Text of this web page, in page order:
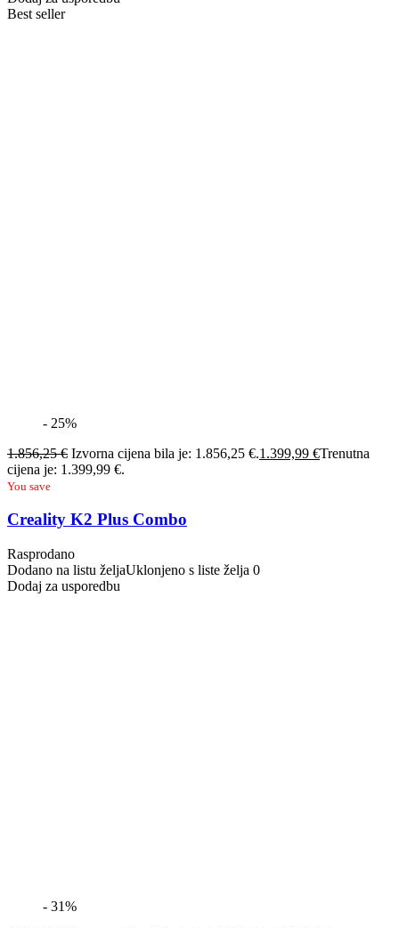
Best seller
- 25%
1.856,25€ Izvorna cijena bila je: 1.856,25 €.1.399,99 €Trenutna
cijena je: 1.399,99 €.
You save
Creality K2 Plus Combo
Rasprodano
Dodano na listu željaUklonjeno s liste želja 0
Dodaj za usporedbu
- 31%